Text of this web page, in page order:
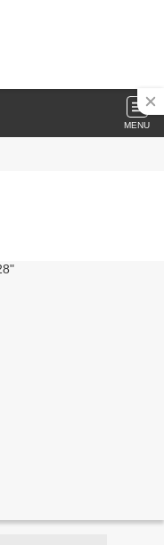
MENU